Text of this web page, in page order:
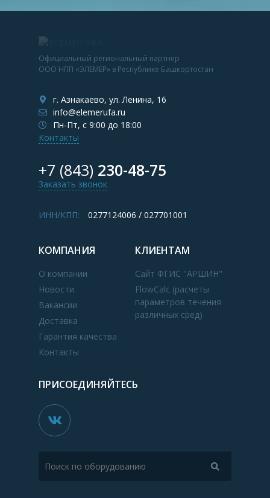
Официальный региональный партнер
ООО НПП «ЭЛЕМЕР» в Республике Башкортостан
г. Азнакаево, ул. Ленина, 16
info@elemerufa.ru
Пн-Пт, с 9:00 до 18:00
Контакты
+7 (843) 230-48-75
Заказать звонок
ИНН/КПП: 0277124006 / 027701001
КОМПАНИЯ
О компании
Новости
Вакансии
Доставка
Гарантия качества
Контакты
КЛИЕНТАМ
Сайт ФГИС "АРШИН"
FlowCalc (расчеты
параметров течения
различных сред)
ПРИСОЕДИНЯЙТЕСЬ